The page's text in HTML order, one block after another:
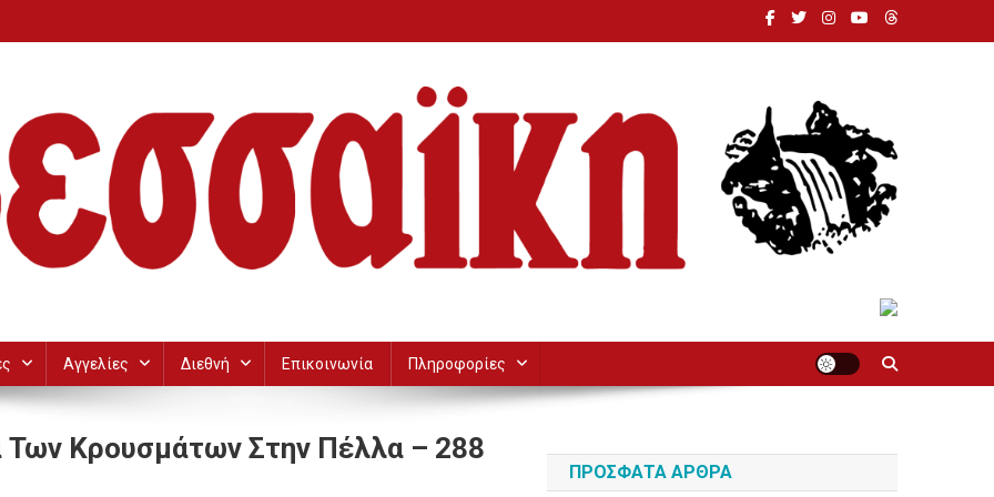
Αγγελίες Διεθνή Επικοινωνία Πληροφορίες
Των Κρουσμάτων Στην Πέλλα – 288
ΠΡΌΣΦΑΤΑ ΆΡΘΡΑ